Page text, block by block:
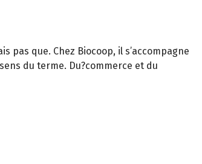
pas que. Chez Biocoop, il s’accompagne
du terme. Du?commerce et du